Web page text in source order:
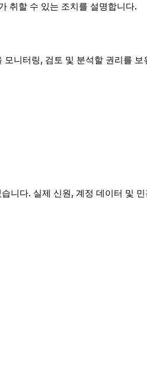
취할 수 있는 조치를 설명합니다.
니터링, 검토 및 분석할 권리를
니다. 실제 신원, 계정 데이터 및